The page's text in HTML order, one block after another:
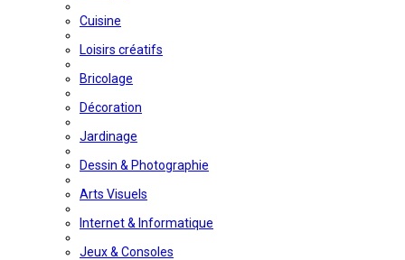
Cuisine
Loisirs créatifs
Bricolage
Décoration
Jardinage
Dessin & Photographie
Arts Visuels
Internet & Informatique
Jeux & Consoles